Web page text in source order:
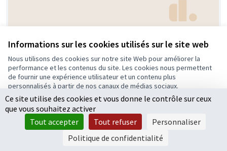
Informations sur les cookies utilisés sur le site web
Nous utilisons des cookies sur notre site Web pour améliorer la
performance et les contenus du site. Les cookies nous permettent
de fournir une expérience utilisateur et un contenu plus
personnalisés à partir de nos canaux de médias sociaux.
Tout accepter
Accepter seulement les cookies essentiels
Paramètres
Interdire les portes ouvertes des
magasins quand le chauffage ou la
clim sont activés
Retenue
Humeau 0 7
Ce site utilise des cookies et vous donne le contrôle sur ceux
que vous souhaitez activer
Tout accepter
Tout refuser
Personnaliser
Politique de confidentialité